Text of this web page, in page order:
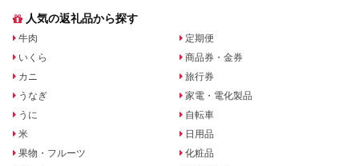
人気の返礼品から探す
牛肉
いくら
カニ
うなぎ
うに
米
果物・フルーツ
定期便
商品券・金券
旅行券
家電・電化製品
自転車
日用品
化粧品